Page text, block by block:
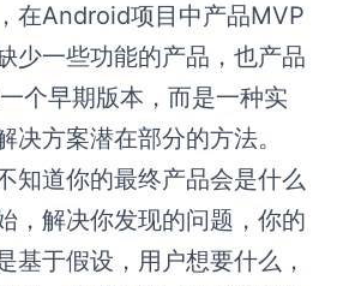
在Android项目中产品MVP
少一些功能的产品，也产品
个早期版本，而是一种实
决方案潜在部分的方法。
知道你的最终产品会是什么
，解决你发现的问题，你的
基于假设，用户想要什么，